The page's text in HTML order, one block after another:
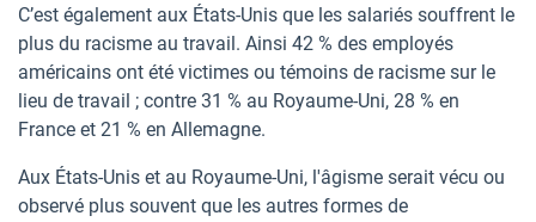
C’est également aux États-Unis que les salariés souffrent le
plus du racisme au travail. Ainsi 42 % des employés
américains ont été victimes ou témoins de racisme sur le
lieu de travail ; contre 31 % au Royaume-Uni, 28 % en
France et 21 % en Allemagne.
Aux États-Unis et au Royaume-Uni, l'âgisme serait vécu ou
observé plus souvent que les autres formes de